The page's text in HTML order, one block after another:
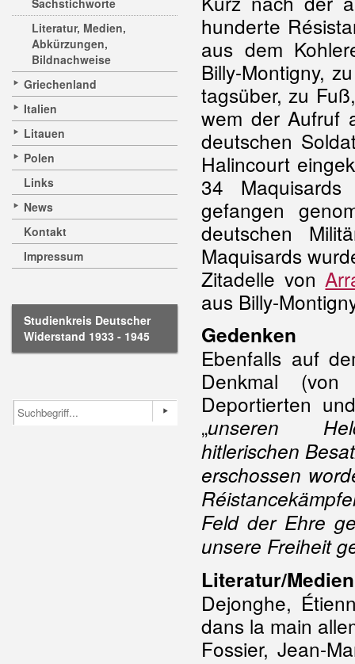
Sachstichworte
Literatur, Medien,
Abkürzungen,
Bildnachweise
Griechenland
Italien
Litauen
Polen
Links
News
Kontakt
Impressum
Studienkreis Deutscher
Widerstand 1933 - 1945
hunderte
aus dem
Billy-Montigny,
tagsüber, zu
wem der Aufruf
deutschen
Halincourt
34
gefangen
deutschen
Maquisards
Zitadelle von
aus Billy-
Gedenken
Ebenfalls auf
Denkmal
Deportierten
„unseren
hitlerischen
erschossen
Feld der Ehre
unsere Freiheit
Literatur/Medien
Dejonghe,
dans la main
Fossier, Jean-